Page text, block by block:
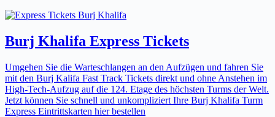
Burj Khalifa Express Tickets
Umgehen Sie die Warteschlangen an den Aufzügen und fahren Sie
mit den Burj Kalifa Fast Track Tickets direkt und ohne Anstehen im
High-Tech-Aufzug auf die 124. Etage des höchsten Turms der Welt.
Jetzt können Sie schnell und unkompliziert Ihre Burj Khalifa Turm
Express Eintrittskarten hier bestellen